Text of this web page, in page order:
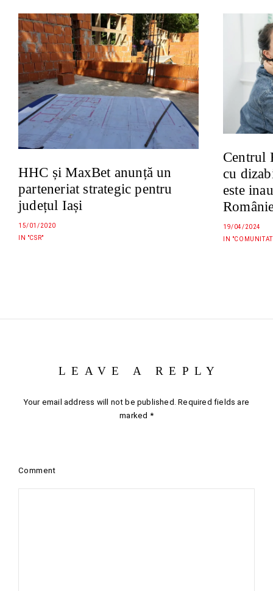
HHC și MaxBet anunță un
parteneriat strategic pentru
județul Iași
15/01/2020
IN "CSR"
Centrul
cu
este
19/04/2024
IN
LEAVE A REPLY
Your email address will not be published. Required fields are
marked *
Comment